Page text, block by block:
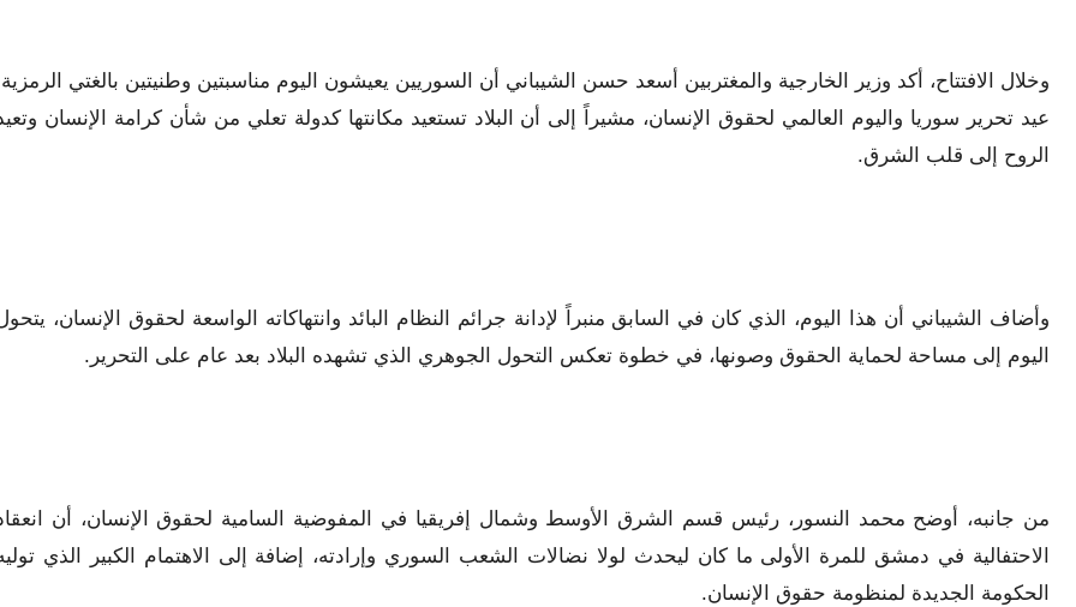
وخلال الافتتاح، أكد وزير الخارجية والمغتربين أسعد حسن الشيباني أن السوريين يعيشون اليوم مناسبتين وطنيتين بالغتي
عيد تحرير سوريا واليوم العالمي لحقوق الإنسان، مشيراً إلى أن البلاد تستعيد مكانتها كدولة تعلي من شأن كرامة الإنسان
الروح إلى قلب الشرق.
وأضاف الشيباني أن هذا اليوم، الذي كان في السابق منبراً لإدانة جرائم النظام البائد وانتهاكاته الواسعة لحقوق الإنسان،
اليوم إلى مساحة لحماية الحقوق وصونها، في خطوة تعكس التحول الجوهري الذي تشهده البلاد بعد عام على التحرير.
من جانبه، أوضح محمد النسور، رئيس قسم الشرق الأوسط وشمال إفريقيا في المفوضية السامية لحقوق الإنسان، أن
الاحتفالية في دمشق للمرة الأولى ما كان ليحدث لولا نضالات الشعب السوري وإرادته، إضافة إلى الاهتمام الكبير الذي
الحكومة الجديدة لمنظومة حقوق الإنسان.